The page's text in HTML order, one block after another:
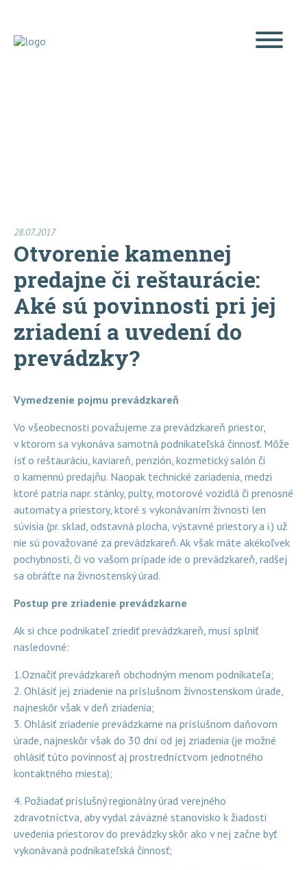
28.07.2017
Otvorenie kamennej
predajne či reštaurácie:
Aké sú povinnosti pri jej
zriadení a uvedení do
prevádzky?
Vymedzenie pojmu prevádzkareň
Vo všeobecnosti považujeme za prevádzkareň priestor,
v ktorom sa vykonáva samotná podnikateľská činnosť. Môže
ísť o reštauráciu, kaviareň, penzión, kozmetický salón či
o kamennú predajňu. Naopak technické zariadenia, medzi
ktoré patria napr. stánky, pulty, motorové vozidlá či prenosné
automaty a priestory, ktoré s vykonávaním živnosti len
súvisia (pr. sklad, odstavná plocha, výstavné priestory a i.) už
nie sú považované za prevádzkareň. Ak však máte akékoľvek
pochybnosti, či vo vašom prípade ide o prevádzkareň, radšej
sa obráťte na živnostenský úrad.
Postup pre zriadenie prevádzkarne
Ak si chce podnikateľ zriediť prevádzkareň, musí splniť
nasledovné:
1.Označiť prevádzkareň obchodným menom podnikateľa;
2. Ohlásiť jej zriadenie na príslušnom živnostenskom úrade,
najneskôr však v deň zriadenia;
3. Ohlásiť zriadenie prevádzkarne na príslušnom daňovom
úrade, najneskôr však do 30 dní od jej zriadenia (je možné
ohlásiť túto povinnosť aj prostredníctvom jednotného
kontaktného miesta);
4. Požiadať príslušný regionálny úrad verejného
zdravotníctva, aby vydal záväzné stanovisko k žiadosti
uvedenia priestorov do prevádzky skôr ako v nej začne byť
vykonávaná podnikateľská činnosť;